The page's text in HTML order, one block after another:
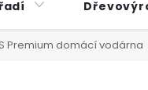
Premium domácí vodárna